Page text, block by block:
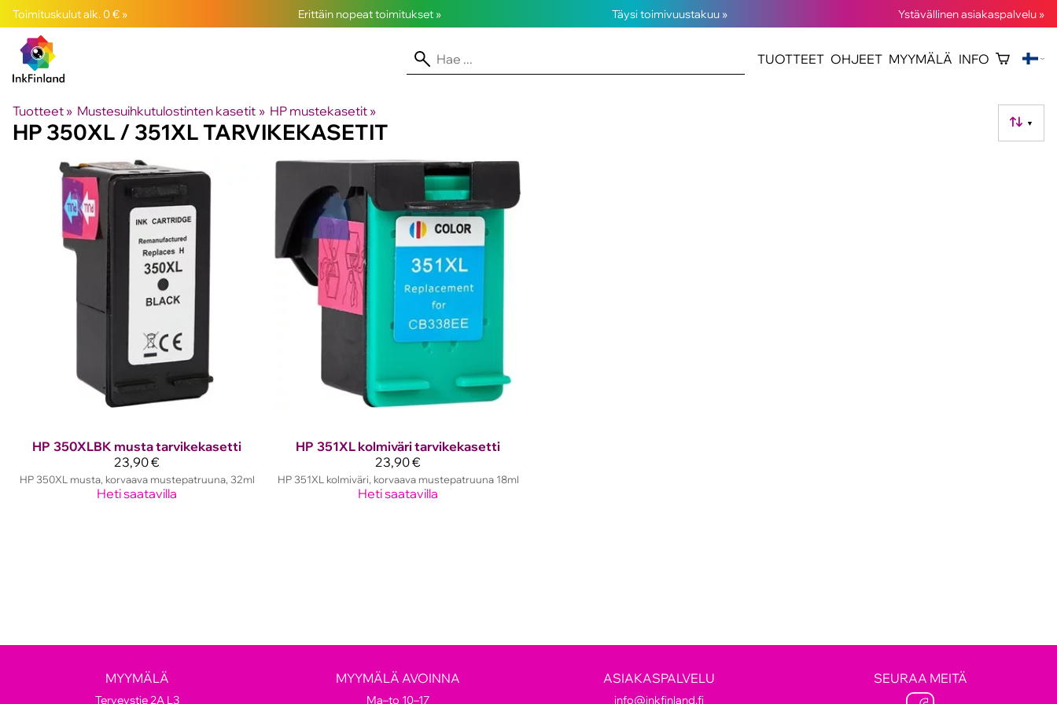
Toimituskulut alk. 0 € » Erittäin nopeat toimitukset » Täysi toimivuustakuu » Ystävällinen asiakaspalvelu »
TUOTTEET OHJEET MYYMÄLÄ INFO
Tuotteet ‪» Mustesuihkutulostinten kasetit ‪» HP mustekasetit ‪»
▼
HP 350XL / 351XL TARVIKEKASETIT
HP 350XLBK musta tarvikekasetti
23,90 €
HP 350XL musta, korvaava mustepatruuna, 32ml
Heti saatavilla
HP 351XL kolmiväri tarvikekasetti
23,90 €
HP 351XL kolmiväri, korvaava mustepatruuna 18ml
Heti saatavilla
MYYMÄLÄ
Terveystie 2A L3
MYYMÄLÄ AVOINNA
Ma–to 10–17
ASIAKASPALVELU
info@inkfinland.fi
SEURAA MEITÄ